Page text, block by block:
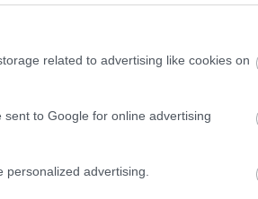
related to advertising like cookies on
to Google for online advertising
advertising.
is írok. Ezzel a tollal
nem lehet kézzel írni, de
belevisszük egy hivatalos
borzasztóan jó befektetés.
kézzel írott levelet
kiadni a titkárnőnek,